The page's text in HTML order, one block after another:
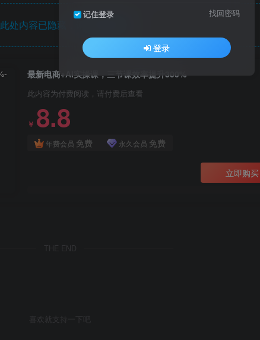
此处内容已隐藏，请付费后查看
最新电商+AI实操课，三节课效率提升300%
此内容为付费阅读，请付费后查看
￥ 8.8
年费会员 免费 永久会员 免费
立即购买
THE END
喜欢就支持一下吧
记住登录 找回密码
登录